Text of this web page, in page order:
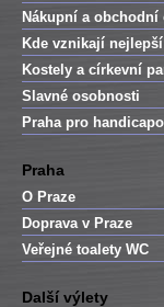
Nákupní a obchodní
Kde vznikají
Kostely a církevní
Slavné osobnosti
Praha pro
Praha
O Praze
Doprava v Praze
Veřejné toalety WC
Další výlety